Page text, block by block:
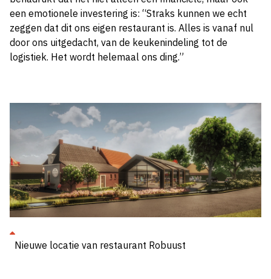
een emotionele investering is: “Straks kunnen we echt
zeggen dat dit ons eigen restaurant is. Alles is vanaf nul
door ons uitgedacht, van de keukenindeling tot de
logistiek. Het wordt helemaal ons ding.”
Nieuwe locatie van restaurant Robuust